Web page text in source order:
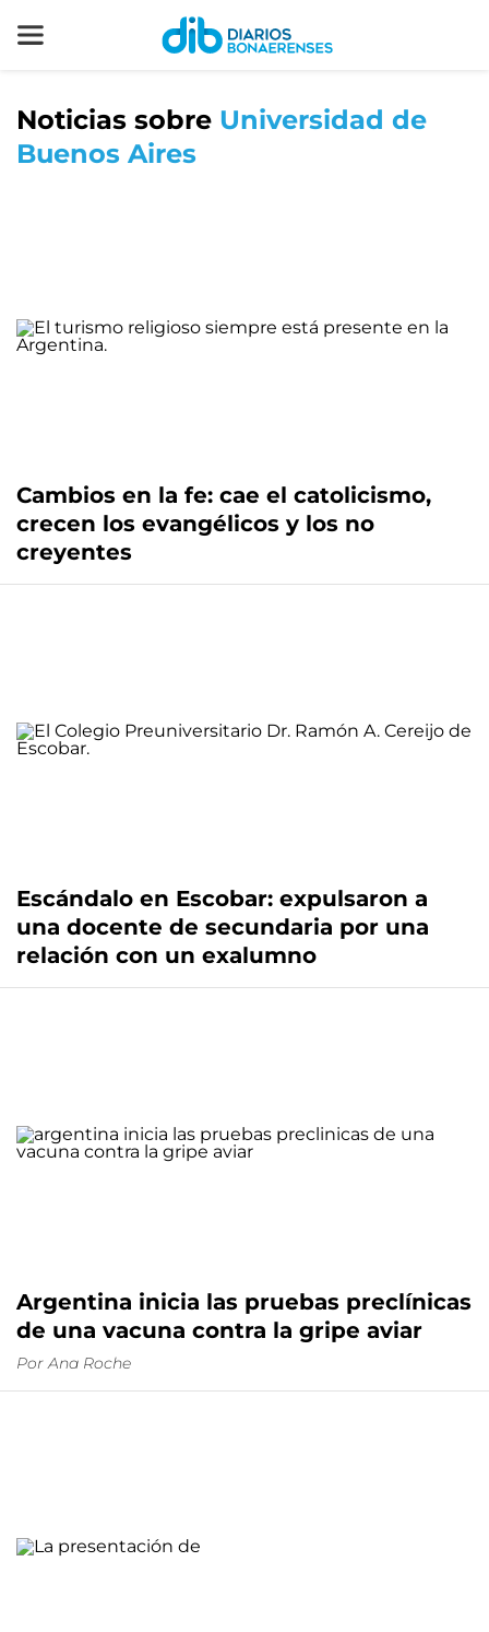
Noticias sobre Universidad de
Buenos Aires
Cambios en la fe: cae el catolicismo,
crecen los evangélicos y los no
creyentes
Escándalo en Escobar: expulsaron a
una docente de secundaria por una
relación con un exalumno
Argentina inicia las pruebas preclínicas
de una vacuna contra la gripe aviar
Por Ana Roche